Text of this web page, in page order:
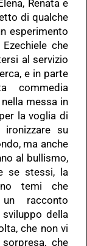
Renata e
di qualche
esperimento
che
al servizio
e in parte
commedia
messa in
la voglia di
su
ma anche
al bullismo,
se stessi, la
temi che
racconto
della
che non vi
che